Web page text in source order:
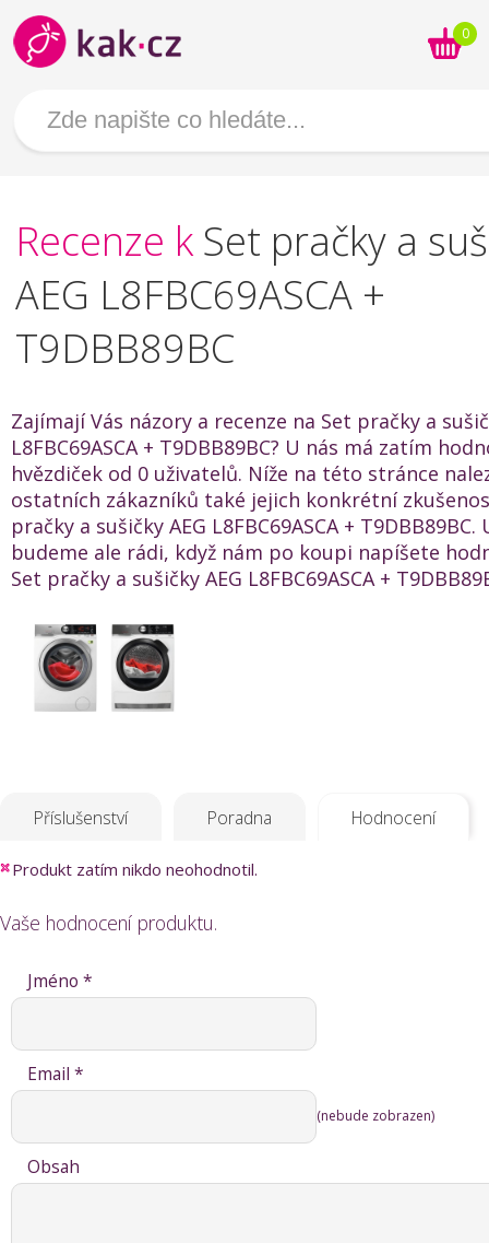
0
Recenze k Set pračky a
AEG L8FBC69ASCA +
T9DBB89BC
Zajímají Vás názory a recenze na Set pračky a
L8FBC69ASCA + T9DBB89BC? U nás má zatím
hvězdiček od 0 uživatelů. Níže na této stránce
ostatních zákazníků také jejich konkrétní
pračky a sušičky AEG L8FBC69ASCA +
budeme ale rádi, když nám po koupi napíšete
Set pračky a sušičky AEG L8FBC69ASCA +
Příslušenství Poradna Hodnocení
Produkt zatím nikdo neohodnotil.
Vaše hodnocení produktu.
Jméno *
Email *
(nebude zobrazen)
Obsah